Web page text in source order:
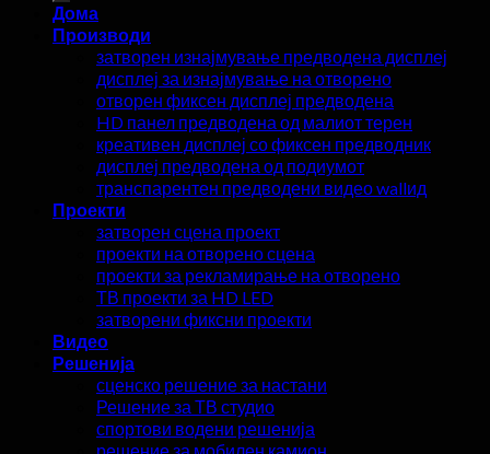
Дома
Производи
затворен изнајмување предводена дисплеј
дисплеј за изнајмување на отворено
отворен фиксен дисплеј предводена
HD панел предводена од малиот терен
креативен дисплеј со фиксен предводник
дисплеј предводена од подиумот
транспарентен предводени видео wallид
Проекти
затворен сцена проект
проекти на отворено сцена
проекти за рекламирање на отворено
ТВ проекти за HD LED
затворени фиксни проекти
Видео
Решенија
сценско решение за настани
Решение за ТВ студио
спортови водени решенија